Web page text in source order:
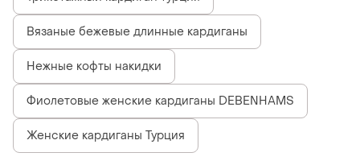
Вязаные бежевые длинные кардиганы
Нежные кофты накидки
Фиолетовые женские кардиганы DEBENHAMS
Женские кардиганы Турция